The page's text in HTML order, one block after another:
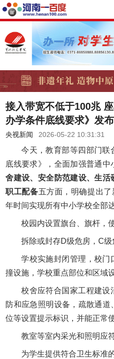
接入带宽不低于100兆
办学条件底线要求》发布
央视新闻 2026-05-22 10:31:31
今天，教育部等四部门联
底线要求》，全面加强普通
舍建设、安全防范建设、生
职工配备五方面，明确提出
年时间实现所有中小学校全部
校园内设置旗台、旗杆，
拆除或封存D级危房，C级
学校实施封闭管理，校门
撞设施，学校重点部位和区域
校舍应符合国家工程建设
防和应急照明设备，疏散通
位等设置提示标识，并能正常使
教室等室内采光和照明应
为学生提供符合卫生标准